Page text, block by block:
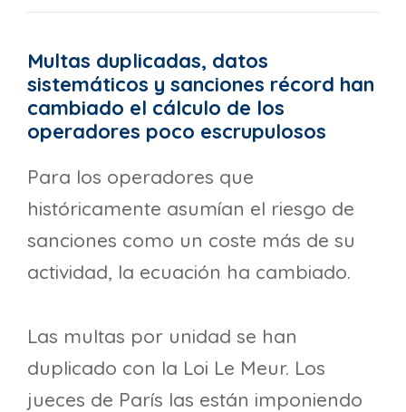
Multas duplicadas, datos
sistemáticos y sanciones récord han
cambiado el cálculo de los
operadores poco escrupulosos
Para los operadores que
históricamente asumían el riesgo de
sanciones como un coste más de su
actividad, la ecuación ha cambiado.
Las multas por unidad se han
duplicado con la Loi Le Meur. Los
jueces de París las están imponiendo